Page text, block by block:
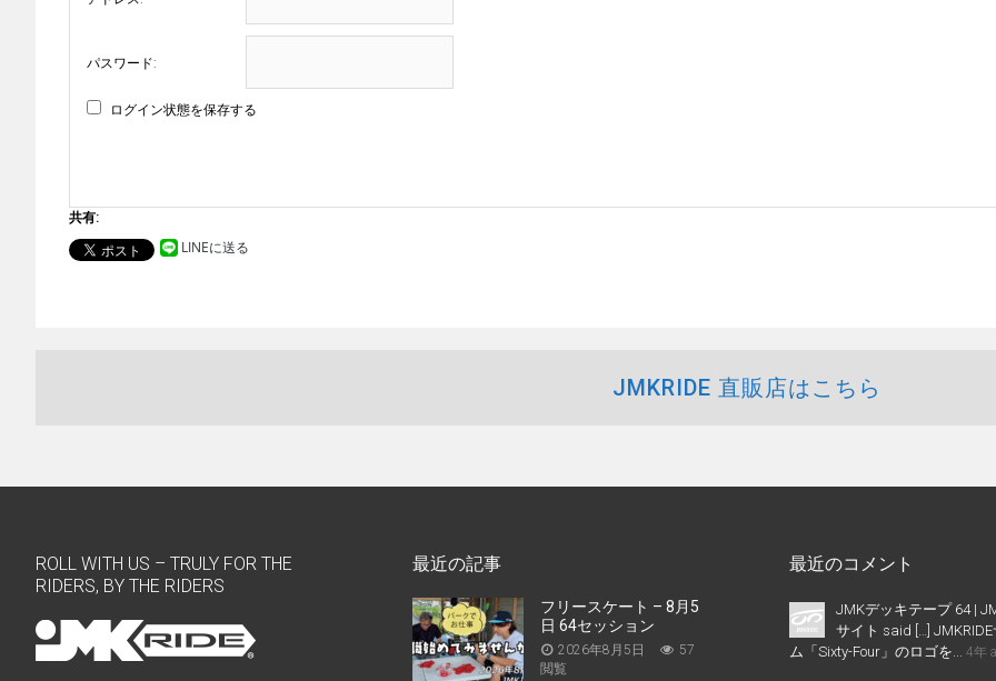
パスワード:
ログイン状態を保存する
共有:
LINEに送る
JMKRIDE 直販店はこちら
ROLL WITH US – TRULY FOR THE
RIDERS, BY THE RIDERS
最近の記事
フリースケート – 8月5
日 64セッション
2026年8月5日
57
閲覧
最近のコメント
JMKデッキテープ 64 |
サイト said […]
ム「Sixty-Four」のロゴを...
4年